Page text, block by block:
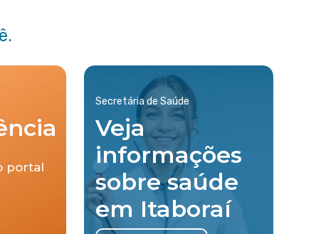
portal
Secretária de Saúde
Veja
informações
sobre saúde
em Itaboraí